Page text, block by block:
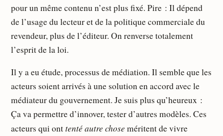
pour un même contenu n’est plus fixé. Pire : Il dépend
de l’usage du lecteur et de la politique commerciale du
revendeur, plus de l’éditeur. On renverse totalement
l’esprit de la loi.
Il y a eu étude, processus de médiation. Il semble que les
acteurs soient arrivés à une solution en accord avec le
médiateur du gouvernement. Je suis plus qu’heureux :
Ça va permettre d’innover, tester d’autres modèles. Ces
acteurs qui onttenté autre chose méritent de vivre